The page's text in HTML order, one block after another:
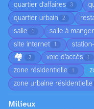
quartier d'affaires 3
quartier urbain 2
salle 1 salle à manger
site internet 1
🏘️ 2 voie d’accès 1
zone résidentielle 1
zone urbaine résidentielle
Milieux